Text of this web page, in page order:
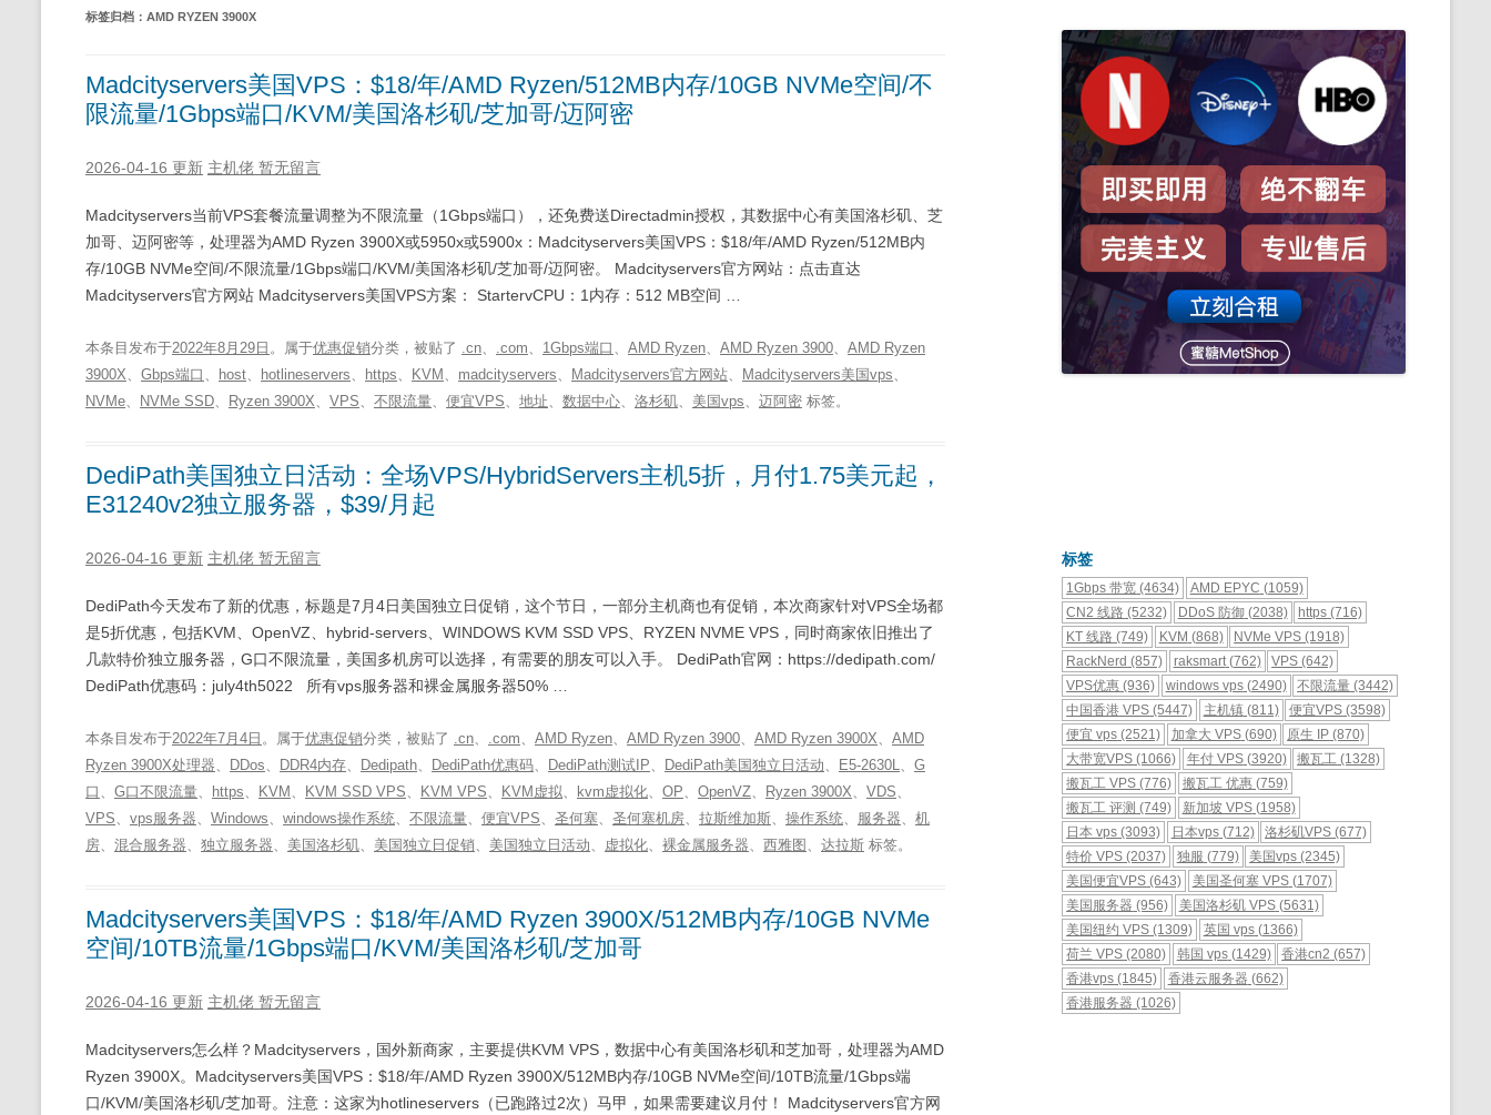
标签归档： AMD RYZEN 3900X
Madcityservers美国VPS：$18/年/AMD Ryzen/512MB内存/10GB NVMe空间/不
限流量/1Gbps端口/KVM/美国洛杉矶/芝加哥/迈阿密
2026-04-16 更新 主机佬 暂无留言
Madcityservers当前VPS套餐流量调整为不限流量（1Gbps端口），还免费送Directadmin授权，其数据中心有美国洛杉矶、芝
加哥、迈阿密等，处理器为AMD Ryzen 3900X或5950x或5900x：Madcityservers美国VPS：$18/年/AMD Ryzen/512MB内
存/10GB NVMe空间/不限流量/1Gbps端口/KVM/美国洛杉矶/芝加哥/迈阿密。 Madcityservers官方网站：点击直达
Madcityservers官方网站 Madcityservers美国VPS方案： StartervCPU：1内存：512 MB空间 …
本条目发布于2022年8月29日 。属于优惠促销分类，被贴了 .cn .com 1Gbps端口 AMD Ryzen AMD Ryzen 3900
AMD Ryzen
3900X
Gbps端口 host hotlineservers https KVM madcityservers Madcityservers官方网站 Madcityservers美国vps
NVMe
NVMe SSD Ryzen 3900X VPS 不限流量 便宜VPS 地址 数据中心 洛杉矶 美国vps 迈阿密 标签。
DediPath美国独立日活动：全场VPS/HybridServers主机5折，月付1.75美元起，
E31240v2独立服务器，$39/月起
2026-04-16 更新 主机佬 暂无留言
DediPath今天发布了新的优惠，标题是7月4日美国独立日促销，这个节日，一部分主机商也有促销，本次商家针对VPS全场都
是5折优惠，包括KVM、OpenVZ、hybrid-servers、WINDOWS KVM SSD VPS、RYZEN NVME VPS，同时商家依旧推出了
几款特价独立服务器，G口不限流量，美国多机房可以选择，有需要的朋友可以入手。 DediPath官网：https://dedipath.com/
DediPath优惠码：july4th5022 所有vps服务器和裸金属服务器50% …
本条目发布于2022年7月4日 。属于优惠促销分类，被贴了 .cn .com AMD Ryzen AMD Ryzen 3900 AMD Ryzen 3900X
AMD
Ryzen 3900X处理器
DDos DDR4内存 Dedipath DediPath优惠码 DediPath测试IP DediPath美国独立日活动 E5-2630L
G
口
G口不限流量 https KVM KVM SSD VPS KVM VPS KVM虚拟 kvm虚拟化 OP OpenVZ Ryzen 3900X VDS
VPS
vps服务器 Windows windows操作系统 不限流量 便宜VPS 圣何塞 圣何塞机房 拉斯维加斯 操作系统 服务器
机
房
混合服务器 独立服务器 美国洛杉矶 美国独立日促销 美国独立日活动 虚拟化 裸金属服务器 西雅图 达拉斯 标签。
Madcityservers美国VPS：$18/年/AMD Ryzen 3900X/512MB内存/10GB NVMe
空间/10TB流量/1Gbps端口/KVM/美国洛杉矶/芝加哥
2026-04-16 更新 主机佬 暂无留言
Madcityservers怎么样？Madcityservers，国外新商家，主要提供KVM VPS，数据中心有美国洛杉矶和芝加哥，处理器为AMD
Ryzen 3900X。Madcityservers美国VPS：$18/年/AMD Ryzen 3900X/512MB内存/10GB NVMe空间/10TB流量/1Gbps端
口/KVM/美国洛杉矶/芝加哥。注意：这家为hotlineservers（已跑路过2次）马甲，如果需要建议月付！ Madcityservers官方网
标签
1Gbps 带宽 (4634) AMD EPYC (1059)
CN2 线路 (5232) DDoS 防御(2038) https (716)
KT 线路 (749) KVM (868) NVMe VPS (1918)
RackNerd (857) raksmart(762) VPS (642)
VPS优惠 (936) windows vps(2490) 不限流量 (3442)
中国香港 VPS (5447) 主机镇(811) 便宜VPS (3598)
便宜 vps (2521) 加拿大 VPS(690) 原生 IP (870)
大带宽VPS (1066) 年付 VPS(3920) 搬瓦工 (1328)
搬瓦工 VPS (776) 搬瓦工 优惠(759)
搬瓦工 评测 (749) 新加坡 VPS(1958)
日本 vps (3093) 日本vps(712) 洛杉矶VPS (677)
特价 VPS (2037) 独服 (779) 美国vps (2345)
美国便宜VPS (643) 美国圣何塞 VPS(1707)
美国服务器 (956) 美国洛杉矶 VPS(5631)
美国纽约 VPS (1309) 英国 vps(1366)
荷兰 VPS (2080) 韩国 vps(1429) 香港cn2 (657)
香港vps (1845) 香港云服务器 (662)
香港服务器 (1026)